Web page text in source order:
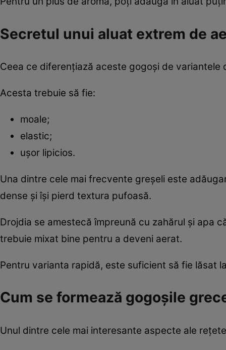
Secretul unui aluat extrem de
Ceea ce diferențiază aceste gogoși de variantele
Acesta trebuie să fie:
moale;
elastic;
ușor lipicios.
Una dintre cele mai frecvente greșeli este
dense și își pierd textura pufoasă.
Drojdia se amestecă împreună cu zahărul și apa
trebuie mixat bine pentru a deveni aerat.
Pentru varianta rapidă, este suficient să fie lăsat
Cum se formează gogoșile
Unul dintre cele mai interesante aspecte ale